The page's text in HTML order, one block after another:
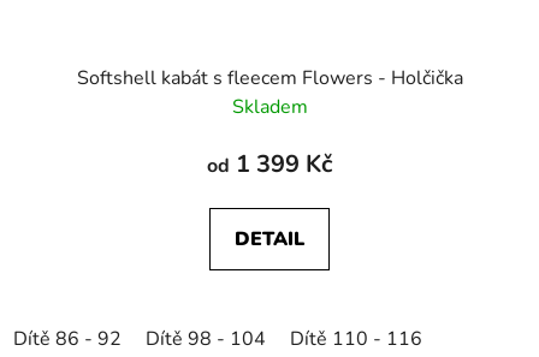
Softshell kabát s fleecem Flowers - Holčička
Skladem
od 1 399 Kč
DETAIL
Dítě 86 - 92 Dítě 98 - 104 Dítě 110 - 116